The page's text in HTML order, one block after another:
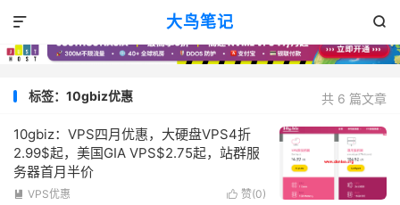
大鸟笔记 

共 6 篇文章
标签：10gbiz优惠
10gbiz：VPS四月优惠，大硬盘VPS4折
2.99$起，美国GIA VPS$2.75起，站群服
务器首月半价
 赞(0)
 VPS优惠